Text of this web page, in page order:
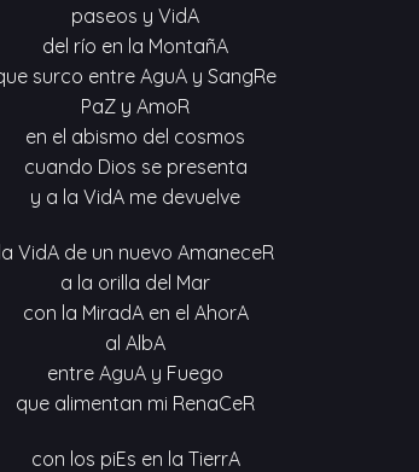
paseos y VidA
del río en la MontañA
surco entre AguA y SangRe
PaZ y AmoR
en el abismo del cosmos
cuando Dios se presenta
y a la VidA me devuelve
la VidA de un nuevo AmaneceR
a la orilla del Mar
con la MiradA en el AhorA
al AlbA
entre AguA y Fuego
que alimentan mi RenaCeR
con los piEs en la TierrA